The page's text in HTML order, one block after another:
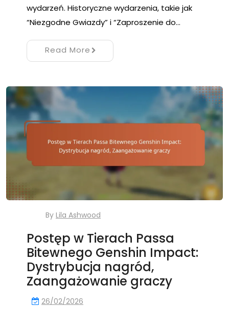
wydarzeń. Historyczne wydarzenia, takie jak
“Niezgodne Gwiazdy” i “Zaproszenie do…
Read More
By Lila Ashwood
Postęp w Tierach Passa
Bitewnego Genshin Impact:
Dystrybucja nagród,
Zaangażowanie graczy
26/02/2026